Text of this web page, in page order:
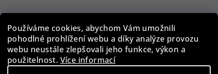
Používáme cookies, abychom Vám umožnili
pohodlné prohlížení webu a díky analýze provozu
webu neustále zlepšovali jeho funkce, výkon a
použitelnost. Více informací